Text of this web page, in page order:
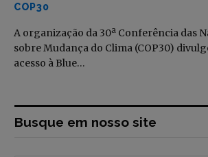
COP30
A organização da 30ª Conferência das
sobre Mudança do Clima (COP30)
acesso à Blue…
Busque em nosso site